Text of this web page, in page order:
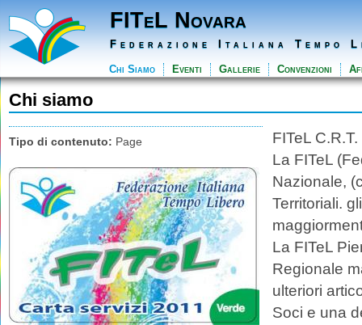
FITeL Novara
Federazione Italiana Tempo
Chi Siamo Eventi Gallerie Convenzioni
Chi siamo
Tipo di contenuto: Page
FITeL
La FITeL
Nazionale,
Territoriali.
La FITeL
Regionale
ulteriori
Soci e una